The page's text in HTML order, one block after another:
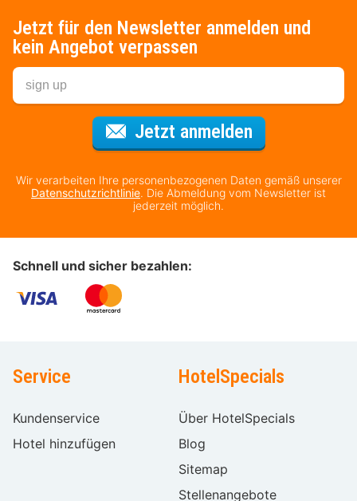
Jetzt für den Newsletter anmelden und
kein Angebot verpassen
Jetzt anmeldenFür den
Wir verarbeiten Ihre personenbezogenen Daten gemäß unserer
Datenschutzrichtlinie. Die Abmeldung vom Newsletter ist
jederzeit möglich.
Schnell und sicher bezahlen:
Service
Kundenservice
Hotel hinzufügen
HotelSpecials
Über HotelSpecials
Blog
Sitemap
Stellenangebote